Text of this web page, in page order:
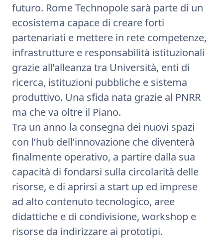
futuro. Rome Technopole sarà parte di un
ecosistema capace di creare forti
partenariati e mettere in rete competenze,
infrastrutture e responsabilità istituzionali
grazie all’alleanza tra Università, enti di
ricerca, istituzioni pubbliche e sistema
produttivo. Una sfida nata grazie al PNRR
ma che va oltre il Piano.
Tra un anno la consegna dei nuovi spazi
con l’hub dell’innovazione che diventerà
finalmente operativo, a partire dalla sua
capacità di fondarsi sulla circolarità delle
risorse, e di aprirsi a start up ed imprese
ad alto contenuto tecnologico, aree
didattiche e di condivisione, workshop e
risorse da indirizzare ai prototipi.